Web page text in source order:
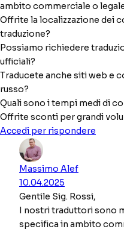
ambito commerciale o
Offrite la localizzazione dei
traduzione?
Possiamo richiedere
ufficiali?
Traducete anche siti web e
russo?
Quali sono i tempi medi di
Offrite sconti per grandi
Accedi per rispondere
Massimo Alef
10.04.2025
Gentile Sig. Rossi,
I nostri traduttori sono
specifica in ambito